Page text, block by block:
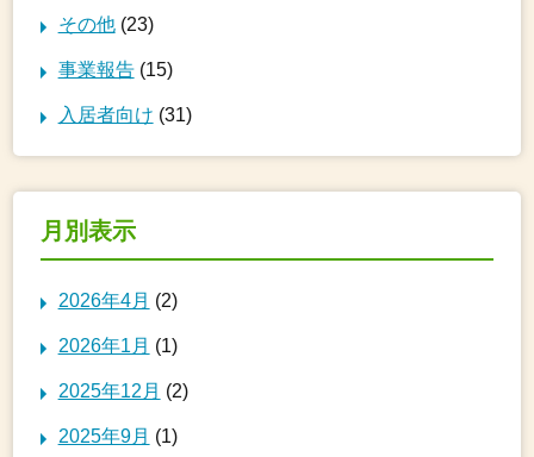
その他(23)
事業報告(15)
入居者向け (31)
月別表示
2026年4月 (2)
2026年1月 (1)
2025年12月 (2)
2025年9月 (1)